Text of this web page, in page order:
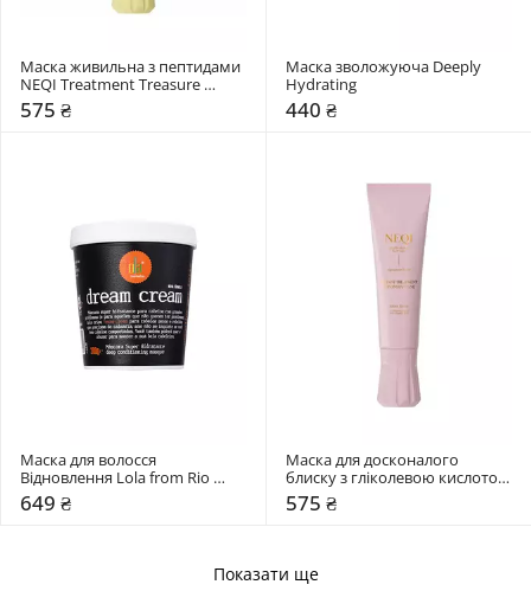
Маска живильна з пептидами
NEQI Treatment Treasure
Peptide Power
575 ₴
Маска зволожуюча Deeply
Hydrating
440 ₴
Маска для волосся
Відновлення Lola from Rio
DREAM CREAM
649 ₴
Маска для досконалого
блиску з гліколевою кислотою
NEQI Treatment Treasure Gloss
Glaze
575 ₴
Показати ще